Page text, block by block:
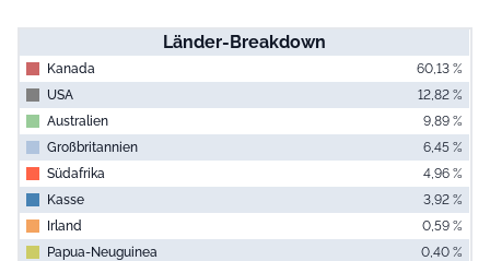
Länder-Breakdown
Kanada
60,13 %
USA
12,82 %
Australien
9,89 %
Großbritannien
6,45 %
Südafrika
4,96 %
Kasse
3,92 %
Irland
0,59 %
Papua-Neuguinea
0,40 %